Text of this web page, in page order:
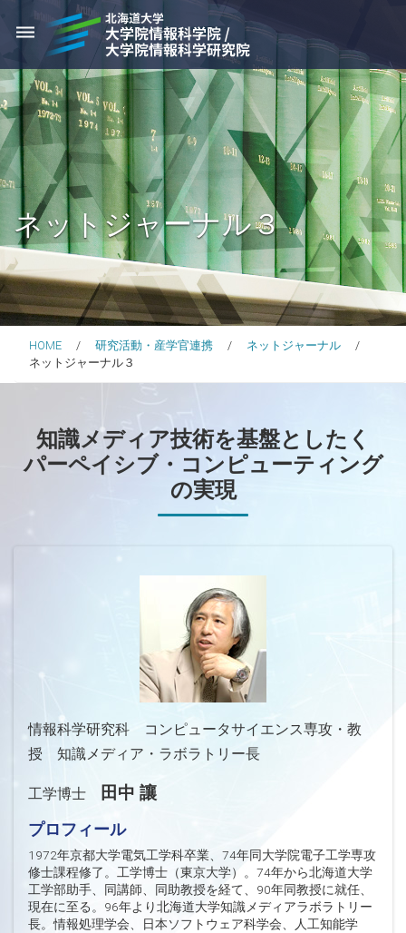
dehaze
ネットジャーナル３
HOME 研究活動・産学官連携
ネットジャーナル
ネットジャーナル３
知識メディア技術を基盤としたく
パーペイシブ・コンピューティング
の実現
情報科学研究科 コンピュータサイエンス専攻・教
授 知識メディア・ラボラトリー長
工学博士 田中 讓
プロフィール
1972年京都大学電気工学科卒業、74年同大学院電子工学専攻
修士課程修了。工学博士（東京大学）。74年から北海道大学
工学部助手、同講師、同助教授を経て、90年同教授に就任、
現在に至る。96年より北海道大学知識メディアラボラトリー
長。情報処理学会、日本ソフトウェア科学会、人工知能学